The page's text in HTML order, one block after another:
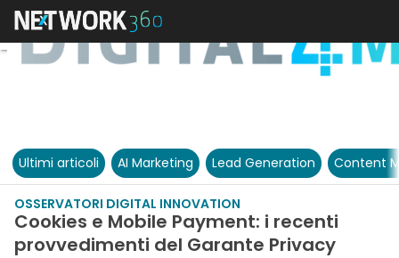
Ultimi articoli AI Marketing Lead Generation Content
OSSERVATORI DIGITAL INNOVATION
Cookies e Mobile Payment: i recenti
provvedimenti del Garante Privacy